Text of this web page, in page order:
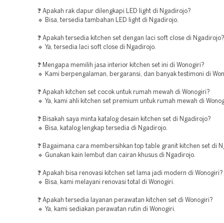
❓ Apakah rak dapur dilengkapi LED light di Ngadirojo?
🔹 Bisa, tersedia tambahan LED light di Ngadirojo.
❓ Apakah tersedia kitchen set dengan laci soft close di Ngadirojo?
🔹 Ya, tersedia laci soft close di Ngadirojo.
❓ Mengapa memilih jasa interior kitchen set ini di Wonogiri?
🔹 Kami berpengalaman, bergaransi, dan banyak testimoni di
❓ Apakah kitchen set cocok untuk rumah mewah di Wonogiri?
🔹 Ya, kami ahli kitchen set premium untuk rumah mewah di
❓ Bisakah saya minta katalog desain kitchen set di Ngadirojo?
🔹 Bisa, katalog lengkap tersedia di Ngadirojo.
❓ Bagaimana cara membersihkan top table granit kitchen set di
🔹 Gunakan kain lembut dan cairan khusus di Ngadirojo.
❓ Apakah bisa renovasi kitchen set lama jadi modern di Wonogiri?
🔹 Bisa, kami melayani renovasi total di Wonogiri.
❓ Apakah tersedia layanan perawatan kitchen set di Wonogiri?
🔹 Ya, kami sediakan perawatan rutin di Wonogiri.